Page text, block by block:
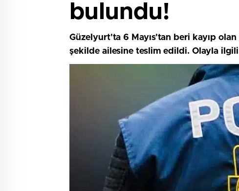
bulundu!
Güzelyurt'ta 6 Mayıs'tan beri kayıp
şekilde ailesine teslim edildi. Olayla